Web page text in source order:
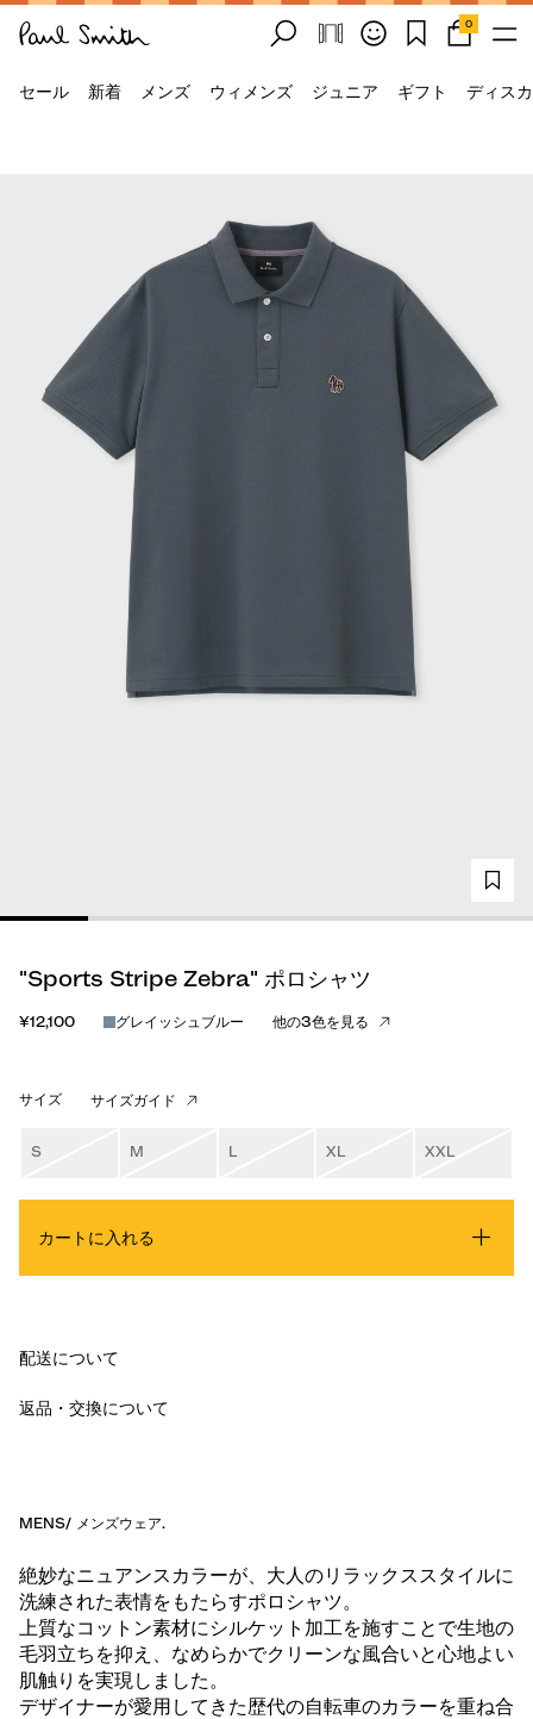
0
セール 新着 メンズ ウィメンズ ジュニア ギフト ディス
"Sports Stripe Zebra" ポロシャツ
¥12,100 グレイッシュブルー 他の3色を見る
サイズ サイズガイド
S M L XL XXL
カートに入れる
配送について
返品・交換について
MENS/ メンズウェア.
絶妙なニュアンスカラーが、大人のリラックススタイルに
洗練された表情をもたらすポロシャツ。
上質なコットン素材にシルケット加工を施すことで生地の
毛羽立ちを抑え、なめらかでクリーンな風合いと心地よい
肌触りを実現しました。
デザイナーが愛用してきた歴代の自転車のカラーを重ね合